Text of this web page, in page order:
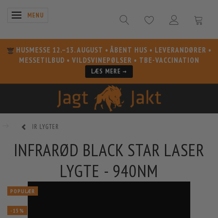
SKIFTE NAVIGATION
MENU
HUSMESSE 12.–13. AUGUST • ÅBENT HUS • LEVERANDØRER •
MESSETILBUD • VILDSVINEPØLSER • TBE-VACCINATION
LÆS MERE →
IR LYGTER
INFRARØD BLACK STAR LASER
LYGTE - 940NM
POPULÆR
-15%